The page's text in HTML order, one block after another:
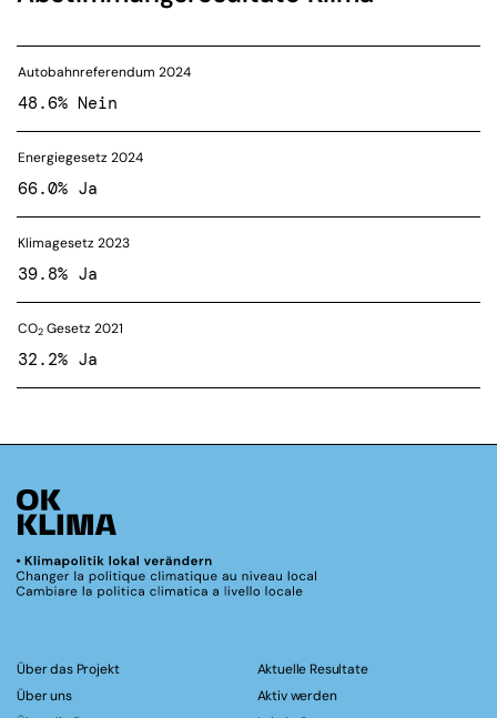
Autobahnreferendum 2024
48.6% Nein
Energiegesetz 2024
66.0% Ja
Klimagesetz 2023
39.8% Ja
CO2 Gesetz 2021
32.2% Ja
Über das Projekt
Über uns
Aktuelle Resultate
Aktiv werden